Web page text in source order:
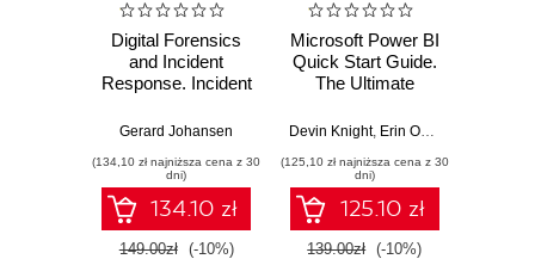
Digital Forensics
and Incident
Response. Incident
and techniques for
threat response -
Fourth Edition
Gerard Johansen
(134,10 zł najniższa cena z 30
dni)
134.10 zł
149.00zł (-10%)
Microsoft Power BI
Quick Start Guide.
The Ultimate
to Power BI, Data
Tools, and
Microsoft Fabric -
Fourth Edition
Devin Knight, Erin Ostrowsky
(125,10 zł najniższa cena z 30
dni)
125.10 zł
139.00zł (-10%)